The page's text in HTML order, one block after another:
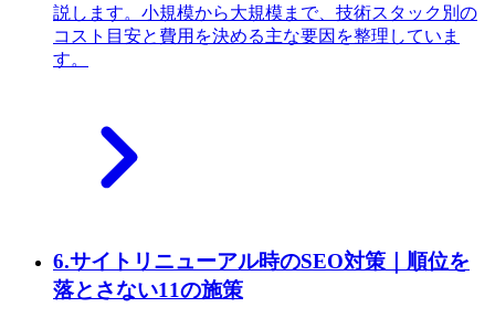
説します。小規模から大規模まで、技術スタック別の
コスト目安と費用を決める主な要因を整理していま
す。
6.サイトリニューアル時のSEO対策｜順位を
落とさない11の施策